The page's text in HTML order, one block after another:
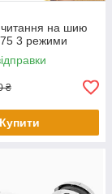
на шию
3 режими
₴
Купити